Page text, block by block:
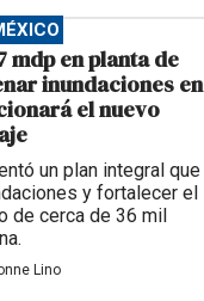
mdp en planta de
inundaciones en
el nuevo
un plan integral que
y fortalecer el
de cerca de 36 mil
Lino